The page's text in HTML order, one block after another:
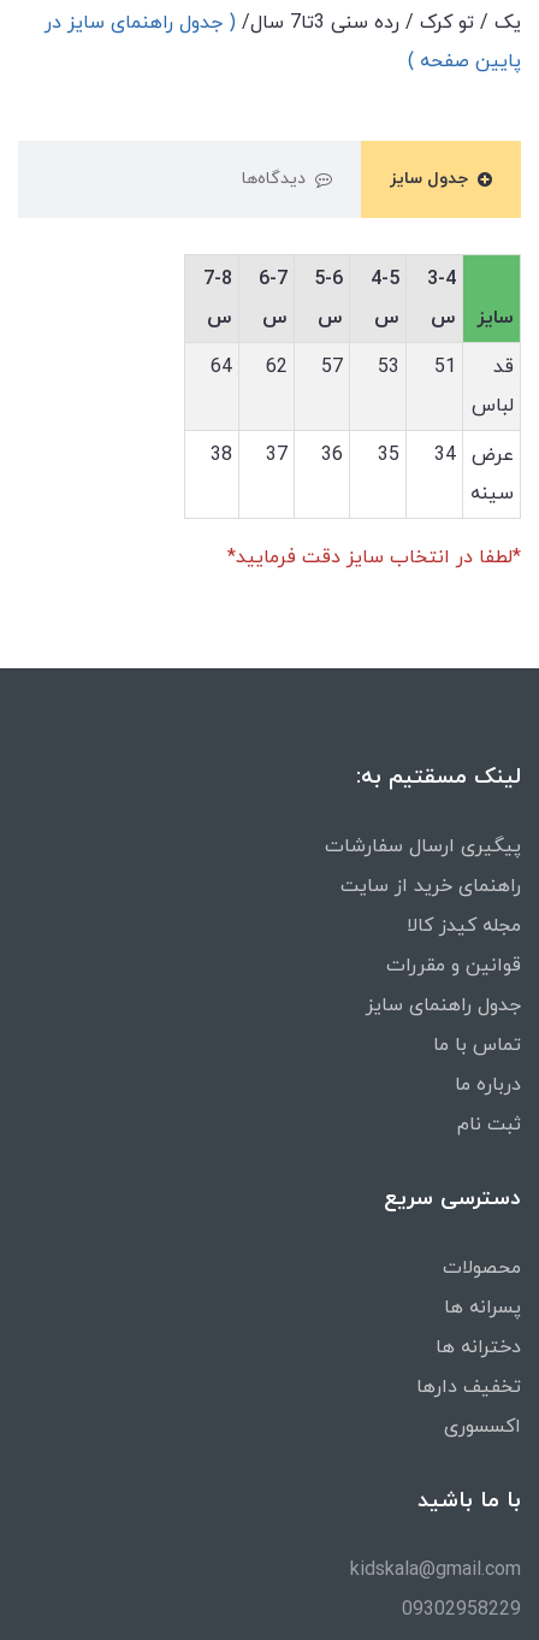
یک / تو کرک / رده سنی 3تا7 سال/
( جدول راهنمای سایز در
پایین صفحه )
جدول سایز دیدگاه‌ها
سایز
3-4
س
4-5
س
5-6
س
6-7
س
7-8
س
قد
لباس
51
53
57
62
64
عرض
سینه
34
35
36
37
38
*لطفا در انتخاب سایز دقت فرمایید*
لینک مسقتیم به:
پیگیری ارسال سفارشات
راهنمای خرید از سایت
مجله کیدز کالا
قوانین و مقررات
جدول راهنمای سایز
تماس با ما
درباره ما
ثبت نام
دسترسی سریع
محصولات
پسرانه ها
دخترانه ها
تخفیف دارها
اکسسوری
با ما باشید
kidskala@gmail.com
09302958229